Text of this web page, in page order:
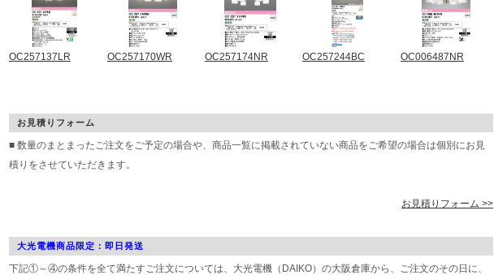
OC257137LR OC257170WR OC257174NR OC257244BC OC006487NR
お見積りフォーム
■ 数量のまとまったご注文をご予定の場合や、商品一覧に掲載されていない商品をご希望の場合は個別にお見
積りをさせていただきます。
お見積りフォーム >>
大光電機商品限定：即日発送
下記①～④の条件を全て満たすご注文については、大光電機（DAIKO）の大阪倉庫から、ご注文のその日に、